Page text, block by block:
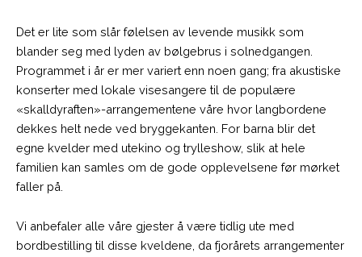
Det er lite som slår følelsen av levende musikk som
blander seg med lyden av bølgebrus i solnedgangen.
Programmet i år er mer variert enn noen gang; fra akustiske
konserter med lokale visesangere til de populære
«skalldyraften»-arrangementene våre hvor langbordene
dekkes helt nede ved bryggekanten. For barna blir det
egne kvelder med utekino og trylleshow, slik at hele
familien kan samles om de gode opplevelsene før mørket
faller på.
Vi anbefaler alle våre gjester å være tidlig ute med
bordbestilling til disse kveldene, da fjorårets arrangementer